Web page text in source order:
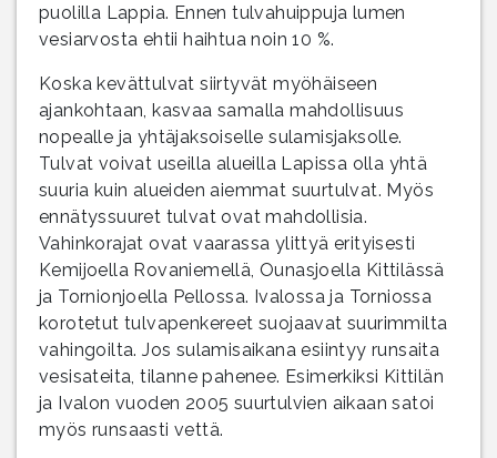
puolilla Lappia. Ennen tulvahuippuja lumen
vesiarvosta ehtii haihtua noin 10 %.
Koska kevättulvat siirtyvät myöhäiseen
ajankohtaan, kasvaa samalla mahdollisuus
nopealle ja yhtäjaksoiselle sulamisjaksolle.
Tulvat voivat useilla alueilla Lapissa olla yhtä
suuria kuin alueiden aiemmat suurtulvat. Myös
ennätyssuuret tulvat ovat mahdollisia.
Vahinkorajat ovat vaarassa ylittyä erityisesti
Kemijoella Rovaniemellä, Ounasjoella Kittilässä
ja Tornionjoella Pellossa. Ivalossa ja Torniossa
korotetut tulvapenkereet suojaavat suurimmilta
vahingoilta. Jos sulamisaikana esiintyy runsaita
vesisateita, tilanne pahenee. Esimerkiksi Kittilän
ja Ivalon vuoden 2005 suurtulvien aikaan satoi
myös runsaasti vettä.